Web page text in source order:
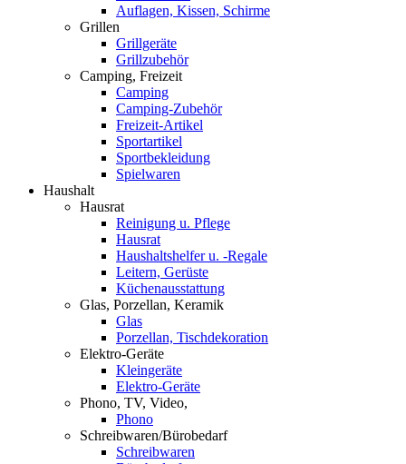
Auflagen, Kissen, Schirme
Grillen
Grillgeräte
Grillzubehör
Camping, Freizeit
Camping
Camping-Zubehör
Freizeit-Artikel
Sportartikel
Sportbekleidung
Spielwaren
Haushalt
Hausrat
Reinigung u. Pflege
Hausrat
Haushaltshelfer u. -Regale
Leitern, Gerüste
Küchenausstattung
Glas, Porzellan, Keramik
Glas
Porzellan, Tischdekoration
Elektro-Geräte
Kleingeräte
Elektro-Geräte
Phono, TV, Video,
Phono
Schreibwaren/Bürobedarf
Schreibwaren